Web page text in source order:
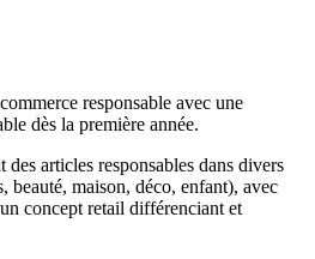
responsable avec une
dès la première année.
articles responsables dans divers
beauté, maison, déco, enfant), avec
concept retail différenciant et